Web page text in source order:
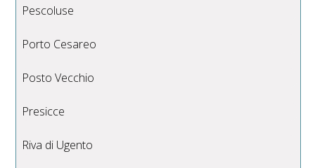
Pescoluse
Porto Cesareo
Posto Vecchio
Presicce
Riva di Ugento